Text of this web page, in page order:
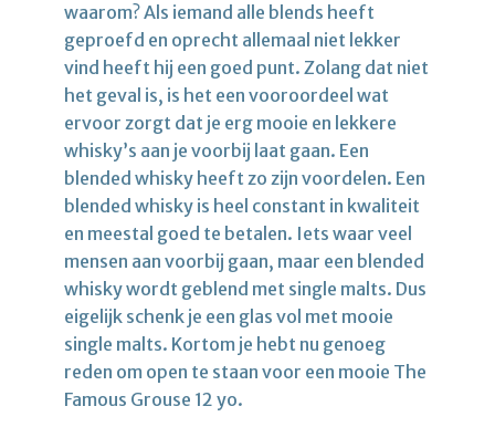
waarom? Als iemand alle blends heeft
geproefd en oprecht allemaal niet lekker
vind heeft hij een goed punt. Zolang dat niet
het geval is, is het een vooroordeel wat
ervoor zorgt dat je erg mooie en lekkere
whisky’s aan je voorbij laat gaan. Een
blended whisky heeft zo zijn voordelen. Een
blended whisky is heel constant in kwaliteit
en meestal goed te betalen. Iets waar veel
mensen aan voorbij gaan, maar een blended
whisky wordt geblend met single malts. Dus
eigelijk schenk je een glas vol met mooie
single malts. Kortom je hebt nu genoeg
reden om open te staan voor een mooie The
Famous Grouse 12 yo.